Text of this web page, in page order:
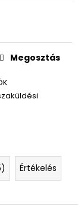
Megosztás
Értékelés